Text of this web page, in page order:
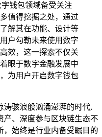
钱包领域备受关注
值得挖掘之处，通过
解其在功能、设计等
户勾勒未来使用数字
效，这一探索不仅关
眼于数字金融发展中
为用户开启数字钱包
涛骇浪般汹涌澎湃的时代,
产、深度参与区块链生态不
，始终是行业内备受瞩目的